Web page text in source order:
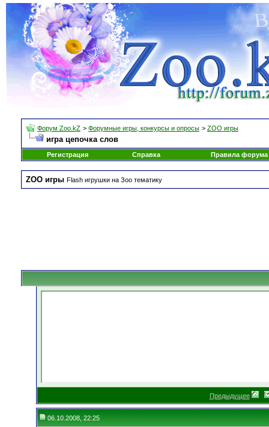
Форум Zoo.kZ > Форумные игры, конкурсы и опросы > ZOO игры
игра цепочка слов
Регистрация Справка Правила форума
ZOO игры Flash игрушки на Зоо тематику
Предыдущее
06.10.2008, 22:25